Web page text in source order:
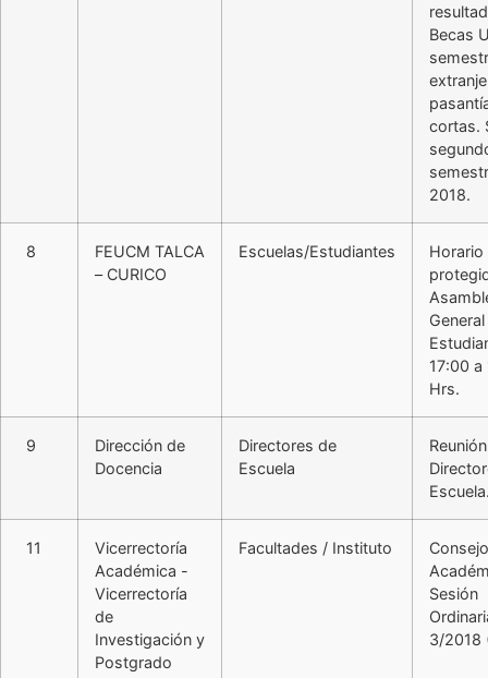
Becas
cortas.
2018.
8
FEUCM TALCA
– CURICO
Escuelas/Estudiantes
Horario
17:00 a
Hrs.
9
Dirección de
Docencia
Directores de
Escuela
Reunión
11
Vicerrectoría
Académica -
Vicerrectoría
de
Investigación y
Postgrado
Facultades / Instituto
Consejo
Sesión
3/2018